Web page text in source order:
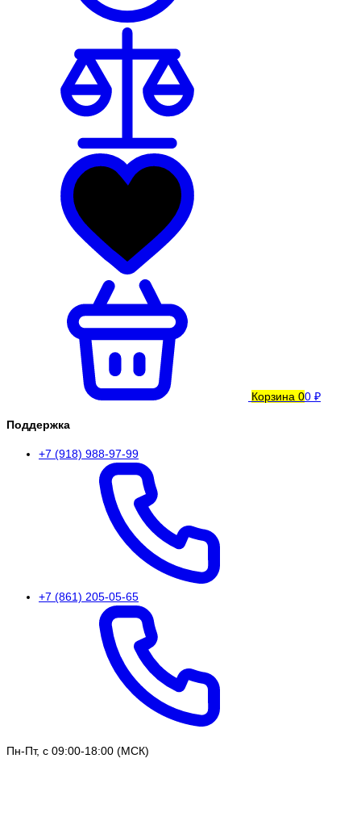
Корзина 00 ₽
Поддержка
+7 (918) 988-97-99
+7 (861) 205-05-65
Пн-Пт, с 09:00-18:00 (МСК)